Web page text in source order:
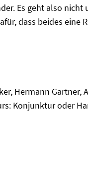
Es geht also
dass beides eine
Hermann
Konjunktur oder